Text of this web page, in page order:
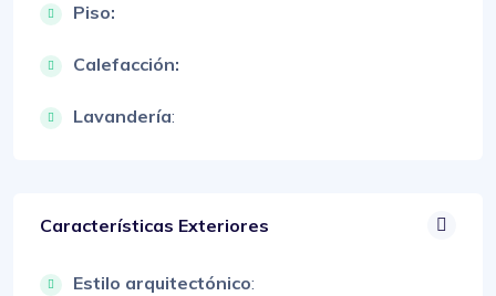
Piso:
Calefacción:
Lavandería:
Características Exteriores
Estilo arquitectónico: